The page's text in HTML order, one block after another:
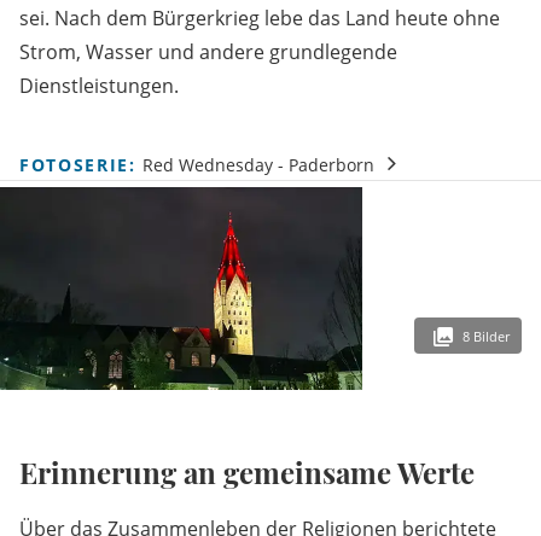
sei. Nach dem Bürgerkrieg lebe das Land heute ohne
Strom, Wasser und andere grundlegende
Dienstleistungen.
FOTOSERIE: Red Wednesday - Paderborn
8 Bilder
Erinnerung an gemeinsame Werte
Über das Zusammenleben der Religionen berichtete